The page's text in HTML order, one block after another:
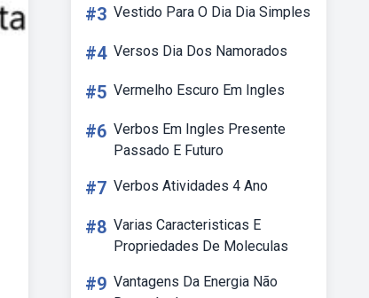
#3 Vestido Para O Dia Dia Simples
#4 Versos Dia Dos Namorados
#5 Vermelho Escuro Em Ingles
#6 Verbos Em Ingles Presente
Passado E Futuro
#7 Verbos Atividades 4 Ano
#8 Varias Caracteristicas E
Propriedades De Moleculas
#9 Vantagens Da Energia Não